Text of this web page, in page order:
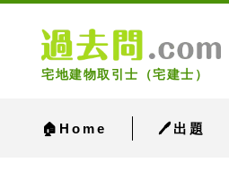
宅地建物取引士（宅建士）
🏠Home 🖊出題